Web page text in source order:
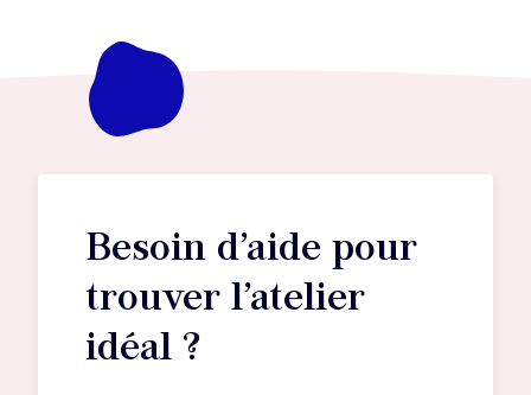
Besoin d’aide pour
trouver l’atelier
idéal ?